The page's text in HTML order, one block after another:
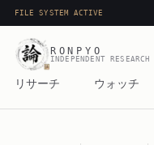
FILE SYSTEM ACTIVE
RONPYO
INDEPENDENT RESEARCH
リサーチ ウォッチ